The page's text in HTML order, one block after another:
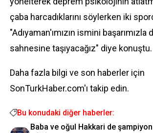
çaba harcadıklarını söylerken iki
"Adıyaman'ımızın ismini başarımızla
sahnesine taşıyacağız" diye konuştu.
Daha fazla bilgi ve son haberler için
SonTurkHaber.com'ı takip edin.
Bu konudaki diğer haberler:
Baba ve oğul Hakkari de